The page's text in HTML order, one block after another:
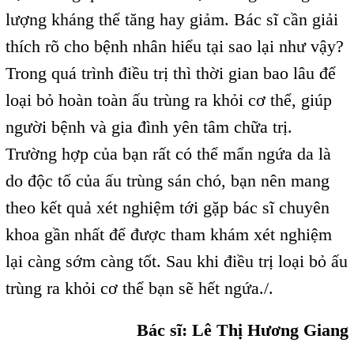
lượng kháng thể tăng hay giảm. Bác sĩ cần giải
thích rõ cho bệnh nhân hiểu tại sao lại như vậy?
Trong quá trình điều trị thì thời gian bao lâu để
loại bỏ hoàn toàn ấu trùng ra khỏi cơ thể, giúp
người bệnh và gia đình yên tâm chữa trị.
Trường hợp của bạn rất có thể mẩn ngứa da là
do độc tố của ấu trùng sán chó, bạn nên mang
theo kết quả xét nghiệm tới gặp bác sĩ chuyên
khoa gần nhất để được tham khám xét nghiệm
lại càng sớm càng tốt. Sau khi điều trị loại bỏ ấu
trùng ra khỏi cơ thể bạn sẽ hết ngứa./.
Bác sĩ: Lê Thị Hương Giang